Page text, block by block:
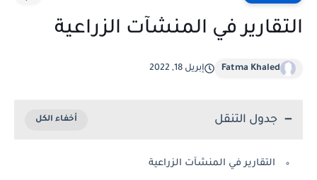
التقارير في المنشآت الزراعية
Fatma Khaled إبريل 18, 2022
جدول التنقل
التقارير في المنشآت الزراعية